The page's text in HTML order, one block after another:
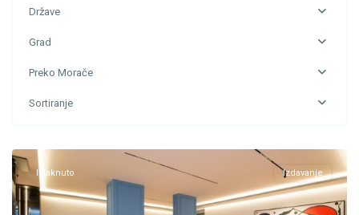
Države
Grad
Preko Morače
Sortiranje
Preko
Istaknuto Izdavanje